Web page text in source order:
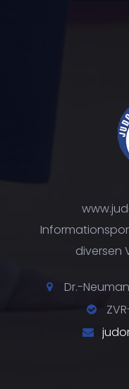
diversen
Dr.-